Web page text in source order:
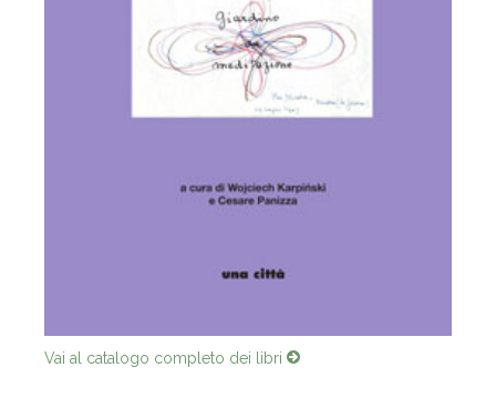
Vai al catalogo completo dei libri